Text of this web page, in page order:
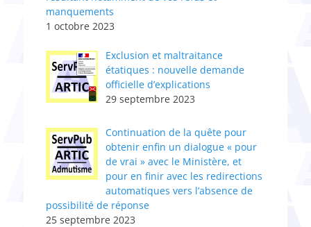
manquements
1 octobre 2023
Exclusion et maltraitance
étatiques : nouvelle demande
officielle d’explications
29 septembre 2023
Continuation de la quête pour
obtenir enfin un dialogue « pour
de vrai » avec le Ministère, et
pour en finir avec les redirections
automatiques vers l’absence de
possibilité de réponse
25 septembre 2023